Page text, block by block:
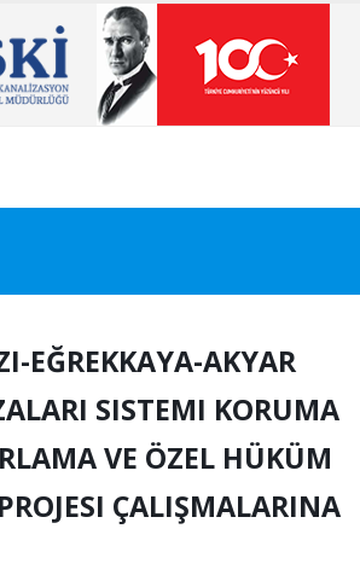
EĞREKKAYA-AKYAR
SISTEMI KORUMA
VE ÖZEL HÜKÜM
ÇALIŞMALARINA